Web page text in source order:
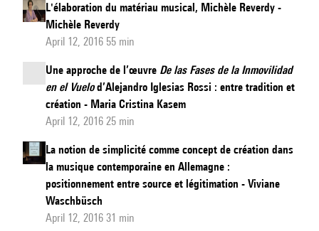
L'élaboration du matériau musical, Michèle Reverdy -
Michèle Reverdy
April 12, 2016 55 min
Une approche de l’œuvre De las Fases de la Inmovilidad
en el Vuelod’Alejandro Iglesias Rossi : entre tradition et
création - Maria Cristina Kasem
April 12, 2016 25 min
La notion de simplicité comme concept de création dans
la musique contemporaine en Allemagne :
positionnement entre source et légitimation - Viviane
Waschbüsch
April 12, 2016 31 min